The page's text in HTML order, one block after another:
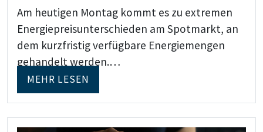
Am heutigen Montag kommt es zu extremen
Energiepreisunterschieden am Spotmarkt, an
dem kurzfristig verfügbare Energiemengen
gehandelt werden.…
MEHR LESEN